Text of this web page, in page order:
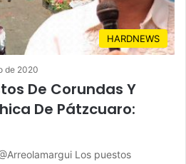
HARDNEWS
de 2020
De Corundas Y
De Pátzcuaro:
Los puestos